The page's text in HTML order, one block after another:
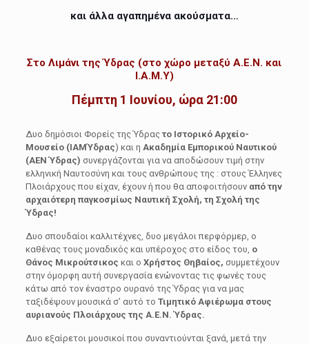
και άλλα αγαπημένα ακούσματα…
Στο Λιμάνι της Ύδρας (στο χώρο μεταξύ Α.Ε.Ν. και
Ι.Α.Μ.Υ)
Πέμπτη 1 Ιουνίου, ώρα 21:00
Δυο δημόσιοι Φορείς της Ύδρας το Ιστορικό Αρχείο-
Μουσείο (ΙΑΜΎδρας) και η Ακαδημία Εμπορικού Ναυτικού
(ΑΕΝ Ύδρας) συνεργάζονται για να αποδώσουν τιμή στην
ελληνική Ναυτοσύνη και τους ανθρώπους της : στους Έλληνες
Πλοιάρχους που είχαν, έχουν ή που θα αποφοιτήσουν από την
αρχαιότερη παγκοσμίως Ναυτική Σχολή, τη Σχολή της
Ύδρας!
Δυο σπουδαίοι καλλιτέχνες, δυο μεγάλοι περφόρμερ, ο
καθένας τους μοναδικός και υπέροχος στο είδος του, ο
Θάνος Μικρούτσικος και ο Χρήστος Θηβαίος, συμμετέχουν
στην όμορφη αυτή συνεργασία ενώνοντας τις φωνές τους
κάτω από τον έναστρο ουρανό της Ύδρας για να μας
ταξιδέψουν μουσικά σ’ αυτό το Τιμητικό Αφιέρωμα στους
αυριανούς Πλοιάρχους της Α.Ε.Ν. Ύδρας.
Δυο εξαίρετοι μουσικοί που συναντιούνται ξανά, μετά την